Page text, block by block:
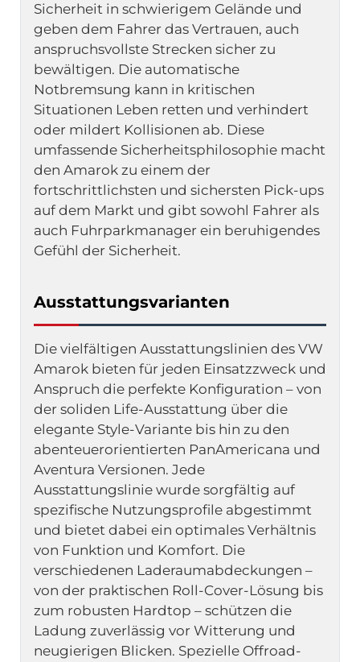
Sicherheit in schwierigem Gelände und
geben dem Fahrer das Vertrauen, auch
anspruchsvollste Strecken sicher zu
bewältigen. Die automatische
Notbremsung kann in kritischen
Situationen Leben retten und verhindert
oder mildert Kollisionen ab. Diese
umfassende Sicherheitsphilosophie macht
den Amarok zu einem der
fortschrittlichsten und sichersten Pick-ups
auf dem Markt und gibt sowohl Fahrer als
auch Fuhrparkmanager ein beruhigendes
Gefühl der Sicherheit.
Ausstattungsvarianten
Die vielfältigen Ausstattungslinien des VW
Amarok bieten für jeden Einsatzzweck und
Anspruch die perfekte Konfiguration – von
der soliden Life-Ausstattung über die
elegante Style-Variante bis hin zu den
abenteuerorientierten PanAmericana und
Aventura Versionen. Jede
Ausstattungslinie wurde sorgfältig auf
spezifische Nutzungsprofile abgestimmt
und bietet dabei ein optimales Verhältnis
von Funktion und Komfort. Die
verschiedenen Laderaumabdeckungen –
von der praktischen Roll-Cover-Lösung bis
zum robusten Hardtop – schützen die
Ladung zuverlässig vor Witterung und
neugierigen Blicken. Spezielle Offroad-